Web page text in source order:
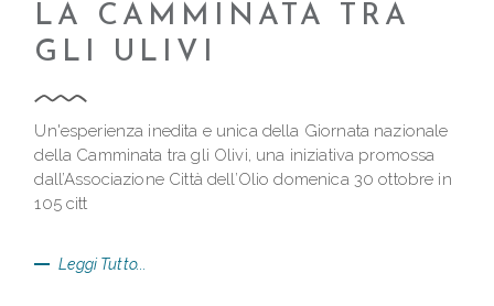
LA CAMMINATA TRA
GLI ULIVI
Un'esperienza inedita e unica della Giornata nazionale
della Camminata tra gli Olivi, una iniziativa promossa
dall’Associazione Città dell’Olio domenica 30 ottobre in
105 citt
Leggi Tutto...